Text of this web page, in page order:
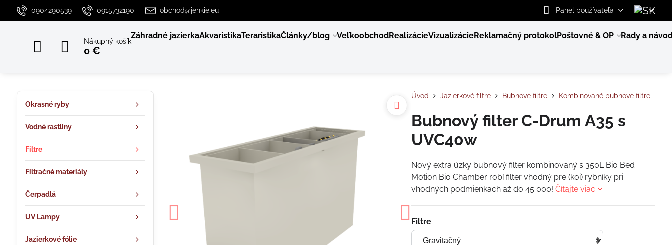
0904290539 0915732190 obchod@jenkie.eu Panel používateľa
Nákupný košík
0 €
Záhradné jazierkaAkvaristikaTeraristikaČlánky/blog VeľkoobchodRealizácieVizualizácieReklamačný protokolPoštovné & OP Rady a
Úvod Jazierkové filtre Bubnové filtre Kombinované bubnové filtre
Bubnový filter C-Drum A35 s
UVC40w
Nový extra úzky bubnový filter kombinovaný s 350L Bio Bed
Motion Bio Chamber robí filter vhodný pre (koi) rybníky pri
vhodných podmienkach až do 45 000!Čítajte viac
Filtre
Okrasné ryby
Vodné rastliny
Filtre
Filtračné materiály
Čerpadlá
UV Lampy
Jazierkové fólie